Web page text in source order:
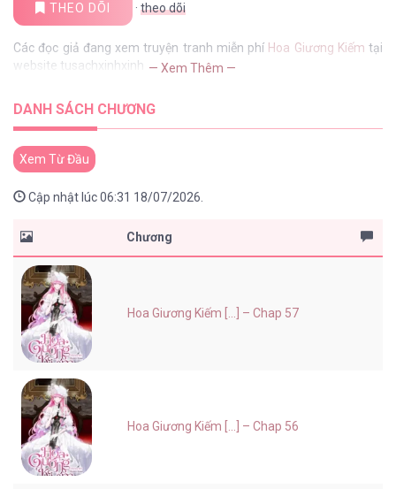
THEO DÕI · theo dõi
Các đọc giả đang xem truyện tranh miễn phí Hoa Giương Kiếm tại
website tusachxinhxinh — Xem Thêm —
DANH SÁCH CHƯƠNG
Xem Từ Đầu
Cập nhật lúc 06:31 18/07/2026.
Chương
Hoa Giương Kiếm [...] – Chap 57
Hoa Giương Kiếm [...] – Chap 56